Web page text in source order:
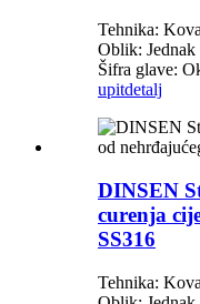
Tehnika:
Oblik: Jednak
Šifra glave:
upitdetalj
DINSEN
curenja
SS316
Tehnika: